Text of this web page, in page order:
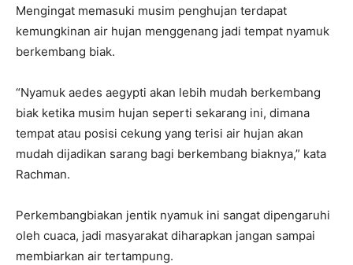
Mengingat memasuki musim penghujan terdapat
kemungkinan air hujan menggenang jadi tempat nyamuk
berkembang biak.
“Nyamuk aedes aegypti akan lebih mudah berkembang
biak ketika musim hujan seperti sekarang ini, dimana
tempat atau posisi cekung yang terisi air hujan akan
mudah dijadikan sarang bagi berkembang biaknya,” kata
Rachman.
Perkembangbiakan jentik nyamuk ini sangat dipengaruhi
oleh cuaca, jadi masyarakat diharapkan jangan sampai
membiarkan air tertampung.